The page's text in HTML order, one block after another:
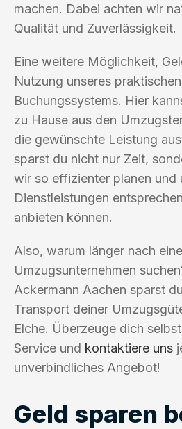
machen. Dabei achten wir
Qualität und Zuverlässigkeit.
Eine weitere Möglichkeit,
Nutzung unseres
Buchungssystems. Hier
zu Hause aus den
die gewünschte Leistung
sparst du nicht nur Zeit,
wir so effizienter planen und
Dienstleistungen
anbieten können.
Also, warum länger nach
Umzugsunternehmen
Ackermann Aachen sparst
Transport deiner
Elche. Überzeuge dich
Service und kontaktiere uns
unverbindliches Angebot!
Geld sparen